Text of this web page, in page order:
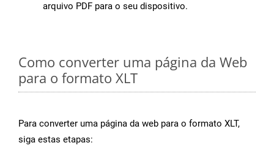
arquivo PDF para o seu dispositivo.
Como converter uma página da Web
para o formato XLT
Para converter uma página da web para o formato XLT,
siga estas etapas: